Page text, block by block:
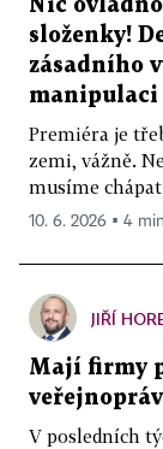
Nic
složenky!
zásadního
manipulaci
Premiéra je
zemi, vážně.
musíme
10. 6. 2026 ▪ 4
JIŘÍ
Mají firmy
V posledních